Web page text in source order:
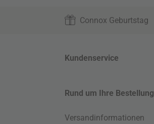
Connox Geburtstag
Kundenservice
Rund um Ihre Bestellung
Versandinformationen